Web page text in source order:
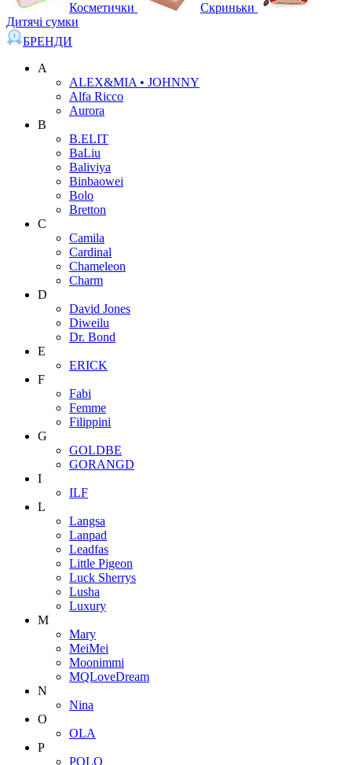
Косметички
Скриньки
Дитячі сумки
БРЕНДИ
A
ALEX&MIA • JOHNNY
Alfa Ricco
Aurora
B
B.ELIT
BaLiu
Baliviya
Binbaowei
Bolo
Bretton
C
Camila
Cardinal
Chameleon
Charm
D
David Jones
Diweilu
Dr. Bond
E
ERICK
F
Fabi
Femme
Filippini
G
GOLDBE
GORANGD
I
ILF
L
Langsa
Lanpad
Leadfas
Little Pigeon
Luck Sherrys
Lusha
Luxury
M
Mary
MeiMei
Moonimmi
MQLoveDream
N
Nina
O
OLA
P
POLO